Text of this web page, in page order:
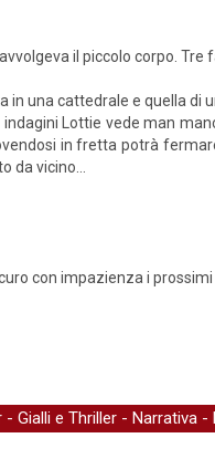
il piccolo corpo.
una cattedrale e quella di
Lottie vede man
in fretta potrà
da vicino…
con impazienza i
- Gialli e Thriller - Narrativa -